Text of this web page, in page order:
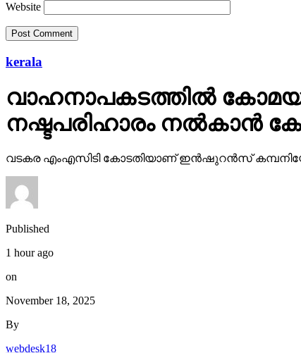
Website
kerala
വാഹനാപകടത്തില്‍
നഷ്ടപരിഹാരം നല്‍കാന്‍
വടകര എംഎസിടി കോടതിയാണ് ഇന്‍ഷുറന്‍സ്
Published
1 hour ago
on
November 18, 2025
By
webdesk18